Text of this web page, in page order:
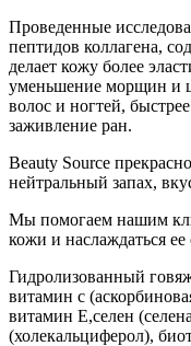
Проведенные
пептидов коллагена,
делает кожу более
уменьшение морщин и
волос и ногтей,
заживление ран.
Beauty Source
нейтральный запах,
Мы помогаем нашим
кожи и наслаждаться
Гидролизованный
витамин с
витамин Е,селен
(холекальциферол),